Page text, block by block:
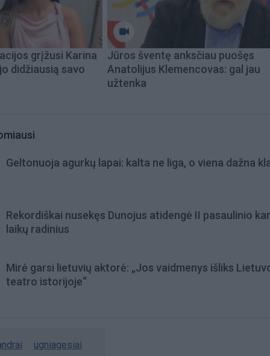
grįžusi Karina
didžiausią savo
Jūros šventę anksčiau puošęs
Anatolijus Klemencovas: gal jau
užtenka
Geltonuoja agurkų lapai: kalta ne liga, o viena dažna
Rekordiškai nusekęs Dunojus atidengė II pasaulinio
laikų radinius
Mirė garsi lietuvių aktorė: „Jos vaidmenys išliks
teatro istorijoje“
ugniagesiai